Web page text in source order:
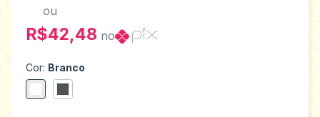
ou
R$42,48 no
Cor: Branco